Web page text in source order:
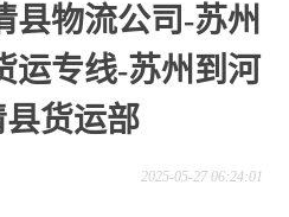
县物流公司-苏州
运专线-苏州到河
货运部
2025-05-27 06:24:01